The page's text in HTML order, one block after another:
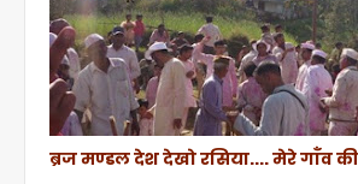
ब्रज मण्डल देश देखो रसिया.... मेरे गाँव